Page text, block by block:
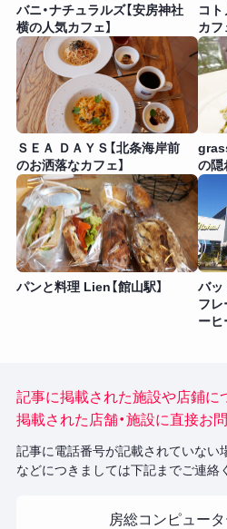
バニ・ナチュラルズ【安房神社
横の人気カフェ】
コト
カフ
ＳＥＡ ＤＡＹＳ【北条海岸前
のお洒落なカフェ】
の隠
パンと料理 Lien【館山駅】
バッ
フレ
ーヒ
記事に掲載された施設や店鋪に
掲載された店舗・施設に直接お
記事に電話番号が記載されていない
などにつきましては下記までご連絡
房総コンピュー